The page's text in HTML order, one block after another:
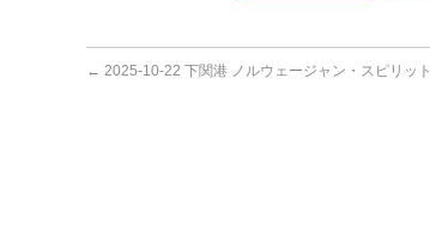
← 2025-10-22 下関港 ノルウェージャン・スピリット